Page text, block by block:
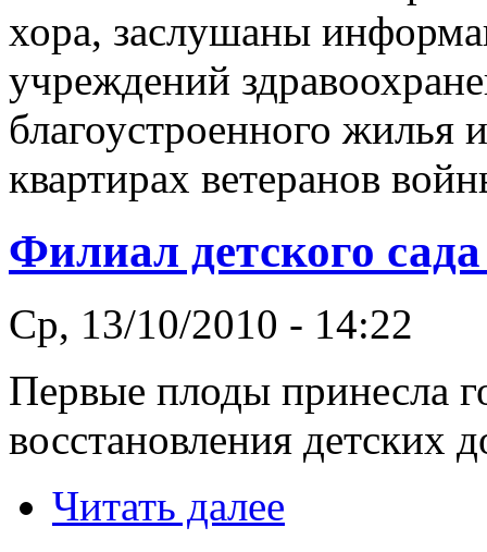
хора, заслушаны
учреждений
благоустроенного жилья
квартирах ветеранов
Филиал детского
Ср, 13/10/2010 - 14:22
Первые плоды принесла
восстановления
Читать далее